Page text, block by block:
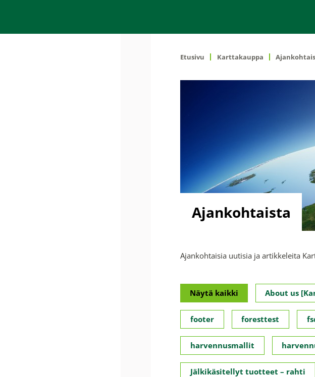
Etusivu Karttakauppa
Ajankohtaista
Ajankohtaisia uutisia ja artikkeleita
Näytä kaikki About us
footer foresttest
harvennusmallit
Jälkikäsitellyt tuotteet – rahti